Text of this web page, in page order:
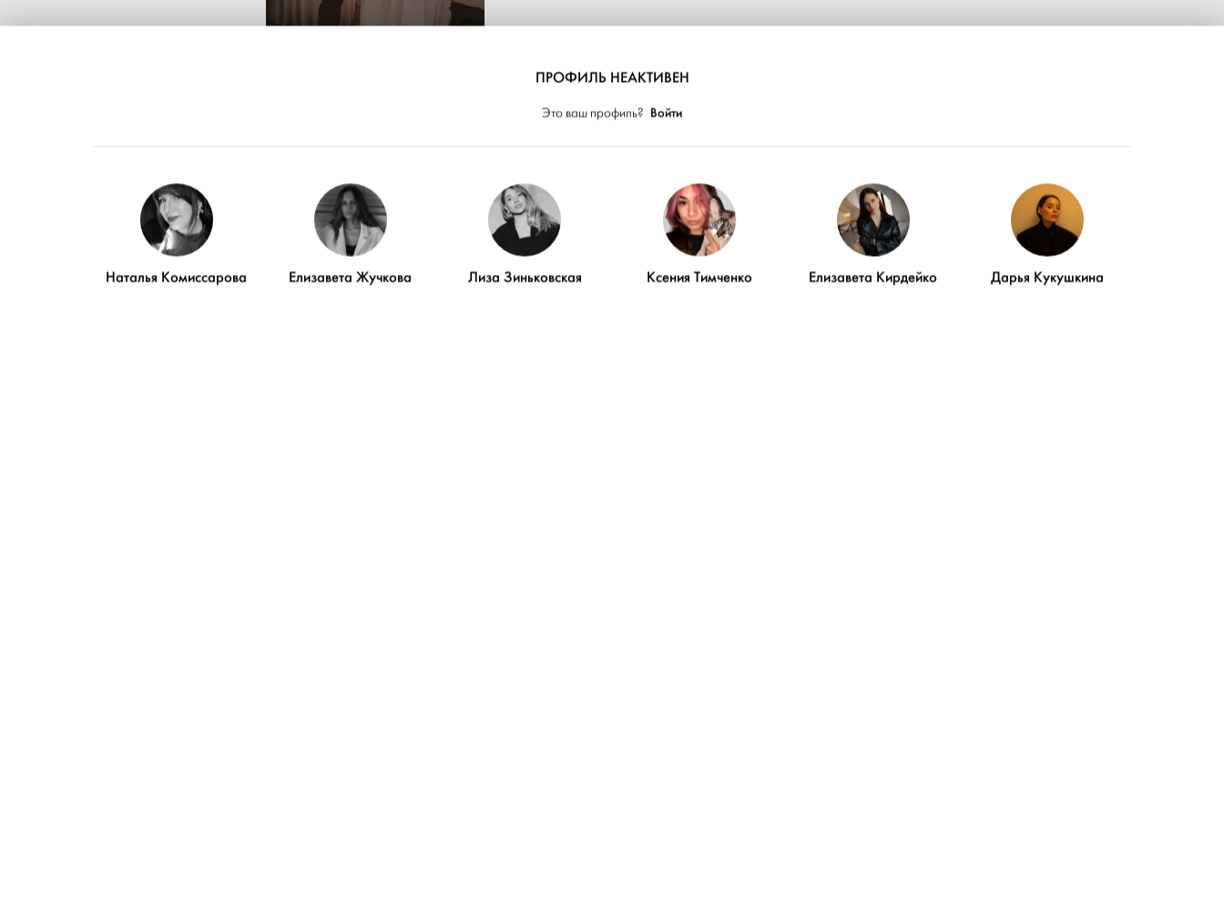
ПРОФИЛЬ НЕАКТИВЕН
Это ваш профиль? Войти
Наталья Комиссарова Елизавета Жучкова Лиза Зиньковская Ксения Тимченко Елизавета Кирдейко Дарья Кукушкина